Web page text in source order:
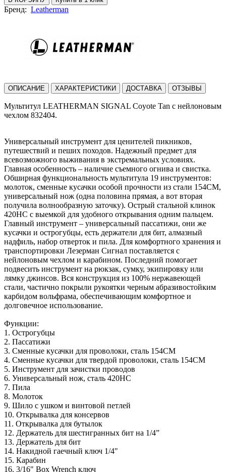
Бренд: Leatherman
ОПИСАНИЕ ХАРАКТЕРИСТИКИ ДОСТАВКА ОТЗЫВЫ
Мультитул LEATHERMAN SIGNAL Coyote Tan с нейлоновым
чехлом 832404.
Универсальный инструмент для ценителей пикников,
путешествий и пеших походов. Надежный предмет для
всевозможного выживания в экстремальных условиях.
Главная особенность – наличие съемного огнива и свистка.
Обширная функциональность мультитула 19 инструментов:
молоток, сменные кусачки особой прочности из стали 154CM,
универсальный нож (одна половина прямая, а вот вторая
получила волнообразную заточку). Острый стальной клинок
420HC с выемкой для удобного открывания одним пальцем.
Главный инструмент – универсальный пассатижи, они же
кусачки и острогубцы, есть держатели для бит, алмазный
надфиль, набор отверток и пила. Для комфортного хранения и
транспортировки Лезерман Сигнал поставляется с
нейлоновым чехлом и карабином. Последний помогает
подвесить инструмент на рюкзак, сумку, экипировку или
лямку джинсов. Вся конструкция из 100% нержавеющей
стали, частично покрыли рукоятки черным абразивостойким
карбидом вольфрама, обеспечивающим комфортное и
долговечное использование.
Функции:
1. Острогубцы
2. Пассатижи
3. Сменные кусачки для проволоки, сталь 154CM
4. Сменные кусачки для твердой проволоки, сталь 154CM
5. Инструмент для зачистки проводов
6. Универсальный нож, сталь 420HC
7. Пила
8. Молоток
9. Шило с ушком и винтовой петлей
10. Открывалка для консервов
11. Открывалка для бутылок
12. Держатель для шестигранных бит на 1/4”
13. Держатель для бит
14. Накидной гаечный ключ 1/4"
15. Карабин
16. 3/16" Box Wrench ключ